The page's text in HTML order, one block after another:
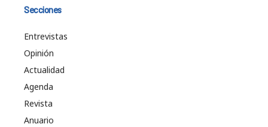
Secciones
Entrevistas
Opinión
Actualidad
Agenda
Revista
Anuario